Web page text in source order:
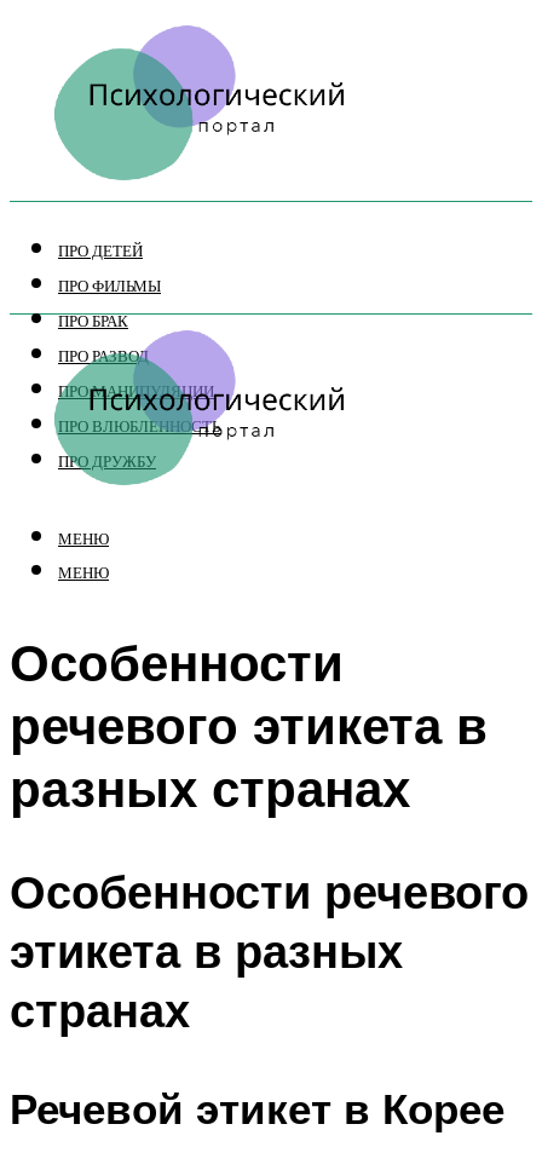
ПРО ДЕТЕЙ
ПРО ФИЛЬМЫ
ПРО БРАК
ПРО РАЗВОД
ПРО МАНИПУЛЯЦИИ
ПРО ВЛЮБЛЕННОСТЬ
ПРО ДРУЖБУ
МЕНЮ
МЕНЮ
Особенности
речевого этикета в
разных странах
Особенности речевого
этикета в разных
странах
Речевой этикет в Корее